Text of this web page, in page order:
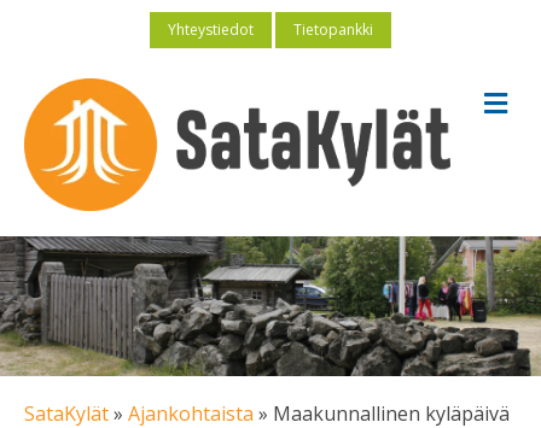
Yhteystiedot Tietopankki
V
a
o
SataKylät» Ajankohtaista » Maakunnallinen kyläpäivä